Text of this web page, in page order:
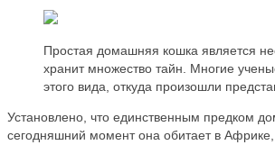
Простая домашняя кошка является
хранит множество тайн. Многие
этого вида, откуда произошли
Установлено, что единственным предком
сегодняшний момент она обитает в